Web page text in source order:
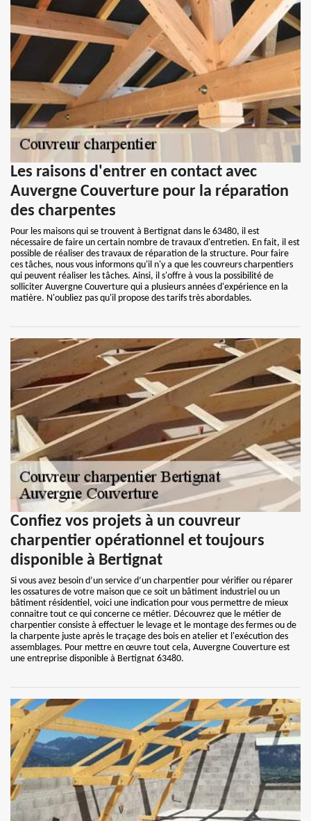
Les raisons d'entrer en contact avec
Auvergne Couverture pour la réparation
des charpentes
Pour les maisons qui se trouvent à Bertignat dans le 63480, il est
nécessaire de faire un certain nombre de travaux d'entretien. En fait, il est
possible de réaliser des travaux de réparation de la structure. Pour faire
ces tâches, nous vous informons qu'il n'y a que les couvreurs charpentiers
qui peuvent réaliser les tâches. Ainsi, il s'offre à vous la possibilité de
solliciter Auvergne Couverture qui a plusieurs années d'expérience en la
matière. N'oubliez pas qu'il propose des tarifs très abordables.
Confiez vos projets à un couvreur
charpentier opérationnel et toujours
disponible à Bertignat
Si vous avez besoin d’un service d’un charpentier pour vérifier ou réparer
les ossatures de votre maison que ce soit un bâtiment industriel ou un
bâtiment résidentiel, voici une indication pour vous permettre de mieux
connaitre tout ce qui concerne ce métier. Découvrez que le métier de
charpentier consiste à effectuer le levage et le montage des fermes ou de
la charpente juste après le traçage des bois en atelier et l'exécution des
assemblages. Pour mettre en œuvre tout cela, Auvergne Couverture est
une entreprise disponible à Bertignat 63480.